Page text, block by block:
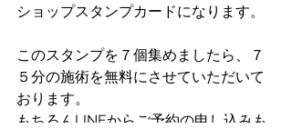
ショップスタンプカードになります。
このスタンプを７個集めましたら、７
５分の施術を無料にさせていただいて
おります。
もちろんLINEからご予約の申し込みも